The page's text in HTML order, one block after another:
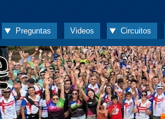
Preguntas Videos Circuitos